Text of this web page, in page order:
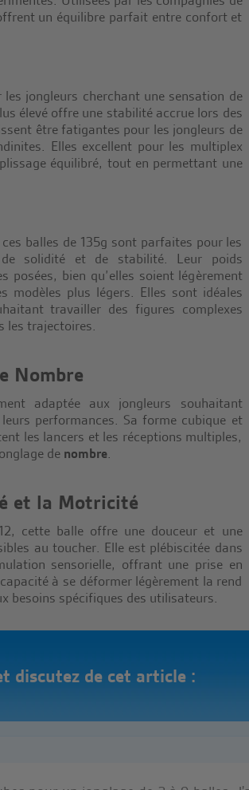
un équilibre parfait entre confort et
jongleurs cherchant une sensation de
élevé offre une stabilité accrue lors des
être fatigantes pour les jongleurs de
Elles excellent pour les multiplex
équilibré, tout en permettant une
balles de 135g sont parfaites pour les
solidité et de stabilité. Leur poids
posées, bien qu’elles soient légèrement
modèles plus légers. Elles sont idéales
travailler des figures complexes
les trajectoires.
Nombre
adaptée aux jongleurs souhaitant
performances. Sa forme cubique et
les lancers et les réceptions multiples,
de nombre.
et la Motricité
cette balle offre une douceur et une
au toucher. Elle est plébiscitée dans
sensorielle, offrant une prise en
à se déformer légèrement la rend
besoins spécifiques des utilisateurs.
discutez de cet article :